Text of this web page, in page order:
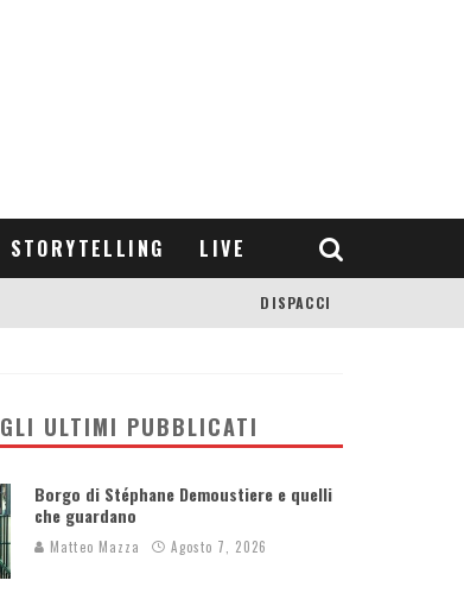
STORYTELLING LIVE
DISPACCI
GLI ULTIMI PUBBLICATI
Borgo di Stéphane Demoustiere e quelli
che guardano
Matteo Mazza Agosto 7, 2026